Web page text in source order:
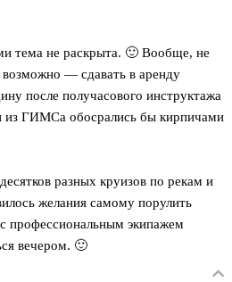
тема не раскрыта. 🙂 Вообще, не
— сдавать в аренду
после получасового инструктажа
из ГИМСа обосрались бы кирпичами
разных круизов по рекам и
желания самому порулить
профессиональным экипажем
вечером. 🙂